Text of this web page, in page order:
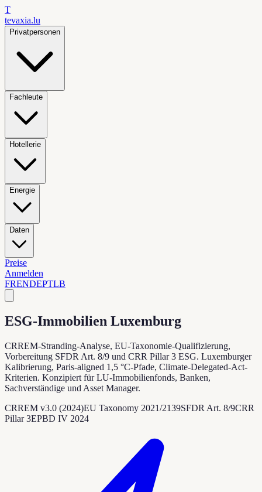
T
tevaxia.lu
Privatpersonen
Fachleute
Hotellerie
Energie
Daten
Preise
Anmelden
FRENDEPTLB
ESG-Immobilien Luxemburg
CRREM-Stranding-Analyse, EU-Taxonomie-Qualifizierung,
Vorbereitung SFDR Art. 8/9 und CRR Pillar 3 ESG. Luxemburger
Kalibrierung, Paris-aligned 1,5 °C-Pfade, Climate-Delegated-Act-
Kriterien. Konzipiert für LU-Immobilienfonds, Banken,
Sachverständige und Asset Manager.
CRREM v3.0 (2024)EU Taxonomy 2021/2139SFDR Art. 8/9CRR
Pillar 3EPBD IV 2024